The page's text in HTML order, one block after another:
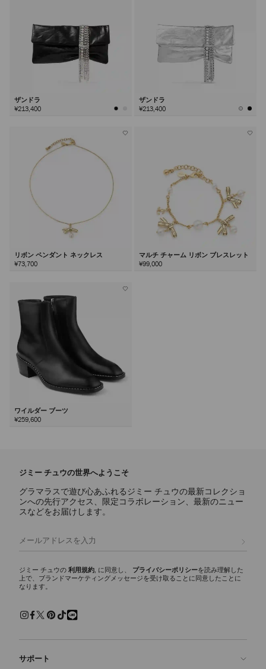
ザンドラ
¥213,400
ザンドラ
¥213,400
リボン ペンダント ネックレス
¥73,700
マルチ チャーム リボン ブレスレット
¥99,000
ワイルダー ブーツ
¥259,600
ジミー チュウの世界へようこそ
グラマラスで遊び心あふれるジミー チュウの最新コレクショ
ンへの先行アクセス、限定コラボレーション、最新のニュー
スなどをお届けします。
ジミー チュウの 利用規約, に同意し、 プライバシーポリシーを読み理解した
上で、ブランドマーケティングメッセージを受け取ることに同意したことに
なります。
サポート